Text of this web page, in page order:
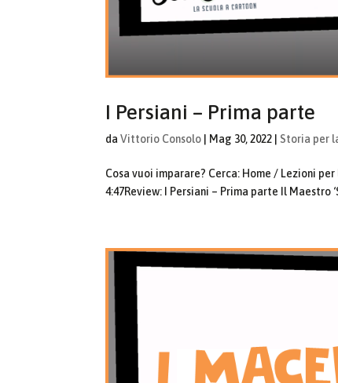
I Persiani – Prima parte
daVittorio Consolo | Mag 30, 2022 | Storia per
Cosa vuoi imparare? Cerca: Home / Lezioni
4:47Review: I Persiani – Prima parte Il